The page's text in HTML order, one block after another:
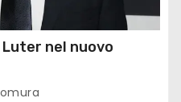
nel nuovo